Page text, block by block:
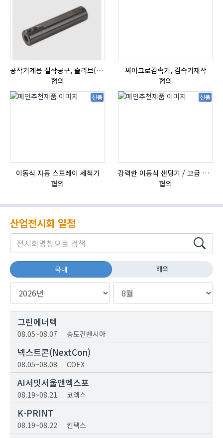
공작기계용 절삭공구, 슬리브(SLEEVE)
협의
싸이크로감속기, 감속기제작
협의
신품
이동식 자동 스프레이 세척기
협의
신품
강력한 이동식 샌딩기 / 고급 이태리 IBIX샌드블라스터
협의
산업전시회 일정
국내 해외
그린에너텍
08.05~08.07 송도컨벤시아
넥스트콘(NextCon)
08.05~08.08 COEX
AI서밋서울앤엑스포
08.19~08.21 코엑스
K-PRINT
08.19~08.22 킨텍스